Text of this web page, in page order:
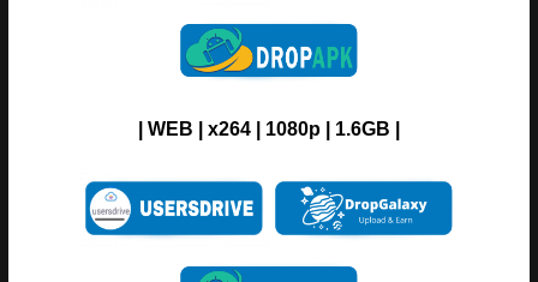
| WEB | x264 | 1080p | 1.6GB |